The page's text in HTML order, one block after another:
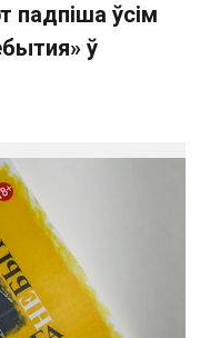
падпіша ўсім
ў